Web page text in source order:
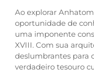
Ao explorar
oportunidade de
uma imponente
XVIII. Com sua
deslumbrantes para
verdadeiro tesouro